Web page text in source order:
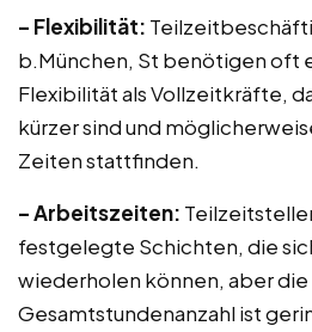
– Flexibilität:
b.München, St benötigen oft
Flexibilität als Vollzeitkräfte,
kürzer sind und
Zeiten stattfinden.
– Arbeitszeiten:
festgelegte Schichten, die
wiederholen können, aber die
Gesamtstundenanzahl ist